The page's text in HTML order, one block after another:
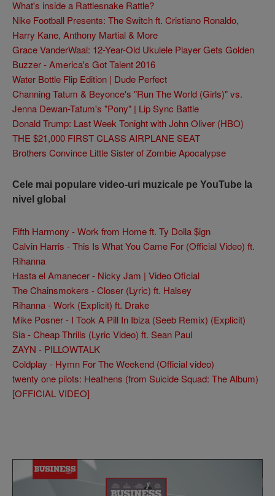
What's inside a Rattlesnake Rattle?
Nike Football Presents: The Switch ft. Cristiano Ronaldo,
Harry Kane, Anthony Martial & More
Grace VanderWaal: 12-Year-Old Ukulele Player Gets Golden
Buzzer - America's Got Talent 2016
Water Bottle Flip Edition | Dude Perfect
Channing Tatum & Beyonce's "Run The World (Girls)" vs.
Jenna Dewan-Tatum's "Pony" | Lip Sync Battle
Donald Trump: Last Week Tonight with John Oliver (HBO)
THE $21,000 FIRST CLASS AIRPLANE SEAT
Brothers Convince Little Sister of Zombie Apocalypse
Cele mai populare video-uri muzicale pe YouTube la
nivel global
Fifth Harmony - Work from Home ft. Ty Dolla $ign
Calvin Harris - This Is What You Came For (Official Video) ft.
Rihanna
Hasta el Amanecer - Nicky Jam | Video Oficial
The Chainsmokers - Closer (Lyric) ft. Halsey
Rihanna - Work (Explicit) ft. Drake
Mike Posner - I Took A Pill In Ibiza (Seeb Remix) (Explicit)
Sia - Cheap Thrills (Lyric Video) ft. Sean Paul
ZAYN - PILLOWTALK
Coldplay - Hymn For The Weekend (Official video)
twenty one pilots: Heathens (from Suicide Squad: The Album)
[OFFICIAL VIDEO]